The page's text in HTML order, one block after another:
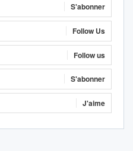
S'abonner
Follow Us
Follow us
S'abonner
J'aime